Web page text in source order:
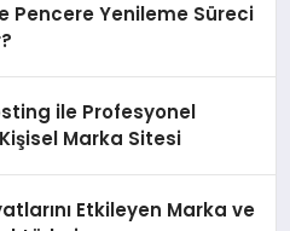
Pencere Yenileme Süreci
ile Profesyonel
Marka Sitesi
Etkileyen Marka ve